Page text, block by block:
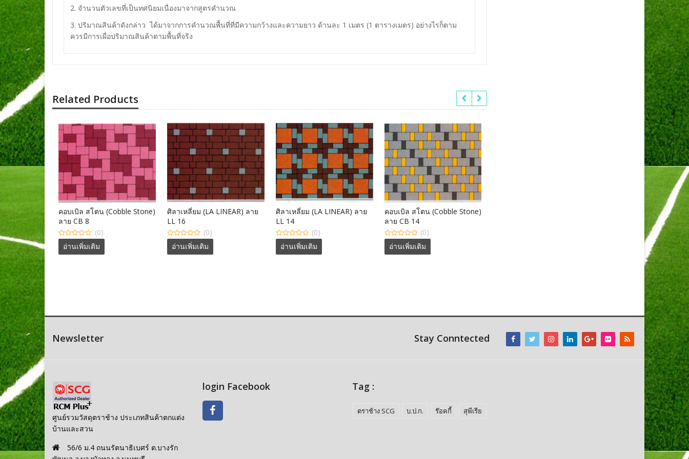
2. จำนวนตัวเลขที่เป็นทศนิยมเนื่องมาจากสูตรคำนวณ
3. ปริมาณสินค้าดังกล่าว ได้มาจากการคำนวณพื้นที่ที่มีความกว้างและความยาว ด้านละ 1 เมตร (1 ตารางเมตร) อย่างไรก็ตาม
ควรมีการเผื่อปริมาณสินค้าตามพื้นที่จริง
Related Products
ลาย
คอบเบิล สโตน (Cobble Stone)
ลาย CB 8
0
out
of
(0)
อ่านเพิ่มเติม
ศิลาเหลี่ยม (LA LINEAR) ลาย
LL 16
0
out
of
(0)
อ่านเพิ่มเติม
ศิลาเหลี่ยม (LA LINEAR) ลาย
LL 14
0
out
of
(0)
อ่านเพิ่มเติม
คอบเบิล สโตน (Cobble Stone)
ลาย CB 14
0
out
of
(0)
อ่านเพิ่มเติม
Newsletter Stay Conntected
ศูนย์รวมวัสดุตราช้าง ประเภทสินค้าตกแต่ง
บ้านและสวน
56/6 ม.4 ถนนรัตนาธิเบศร์ ต.บางรัก
login Facebook Tag :
ตราช้าง SCG บ.ป.ก. ร๊อคกี้ สุพีเรีย